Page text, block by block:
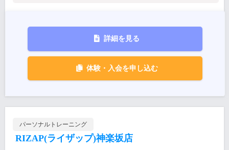
詳細を見る
体験・入会を申し込む
パーソナルトレーニング
RIZAP(ライザップ)神楽坂店